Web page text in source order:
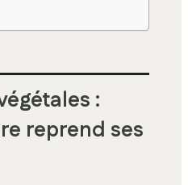
:
reprend ses